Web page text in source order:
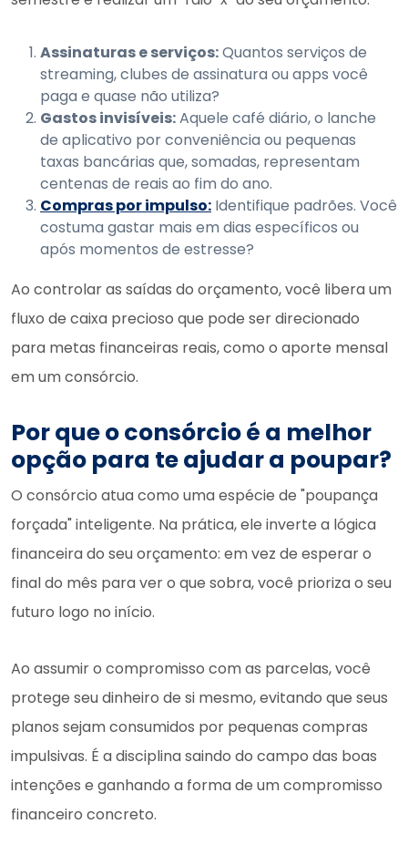
Assinaturas e serviços:Quantos serviços de
streaming, clubes de assinatura ou apps você
paga e quase não utiliza?
Gastos invisíveis:Aquele café diário, o lanche
de aplicativo por conveniência ou pequenas
taxas bancárias que, somadas, representam
centenas de reais ao fim do ano.
Compras por impulso: Identifique padrões. Você
costuma gastar mais em dias específicos ou
após momentos de estresse?
Ao controlar as saídas do orçamento, você libera um
fluxo de caixa precioso que pode ser direcionado
para metas financeiras reais, como o aporte mensal
em um consórcio.
Por que o consórcio é a melhor
opção para te ajudar a poupar?
O consórcio atua como uma espécie de "poupança
forçada" inteligente. Na prática, ele inverte a lógica
financeira do seu orçamento: em vez de esperar o
final do mês para ver o que sobra, você prioriza o seu
futuro logo no início.
Ao assumir o compromisso com as parcelas, você
protege seu dinheiro de si mesmo, evitando que seus
planos sejam consumidos por pequenas compras
impulsivas. É a disciplina saindo do campo das boas
intenções e ganhando a forma de um compromisso
financeiro concreto.